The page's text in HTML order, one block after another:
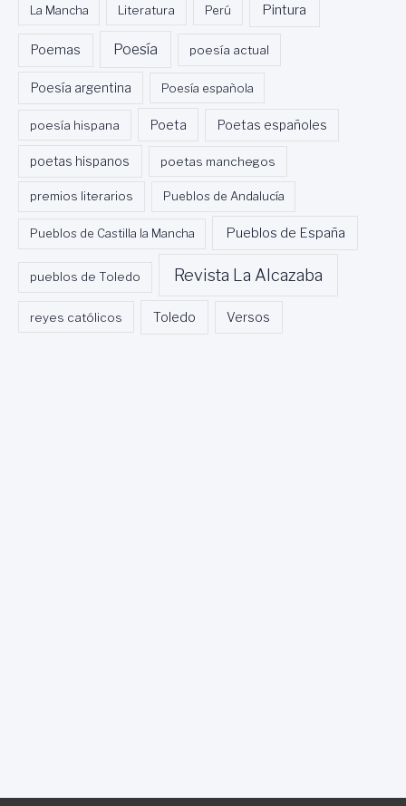
La Mancha Literatura Perú Pintura
Poemas Poesía poesía actual
Poesía argentina Poesía española
poesía hispana Poeta Poetas españoles
poetas hispanos poetas manchegos
premios literarios Pueblos de Andalucía
Pueblos de Castilla la Mancha Pueblos de España
pueblos de Toledo Revista La Alcazaba
reyes católicos Toledo Versos